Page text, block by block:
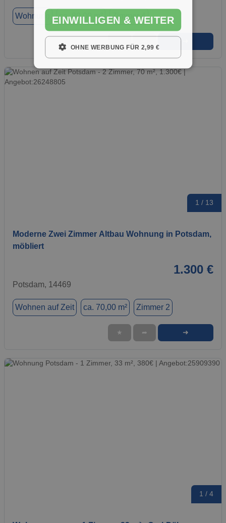
Wohnung ca. 80,00 m² Zimmer 4
1 / 13
Moderne Zwei Zimmer Altbau Wohnung in Potsdam,
möbliert
1.300 €
Potsdam, 14469
Wohnen auf Zeit ca. 70,00 m² Zimmer 2
★ ➦ ➜
1 / 4
EINWILLIGEN & WEITER
OHNE WERBUNG FÜR 2,99 €